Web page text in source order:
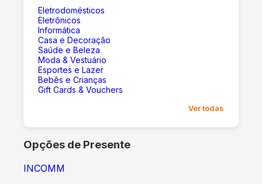
Eletrodomésticos
Eletrônicos
Informática
Casa e Decoração
Saúde e Beleza
Moda & Vestuário
Esportes e Lazer
Bebês e Crianças
Gift Cards & Vouchers
Ver todas
Opções de Presente
INCOMM